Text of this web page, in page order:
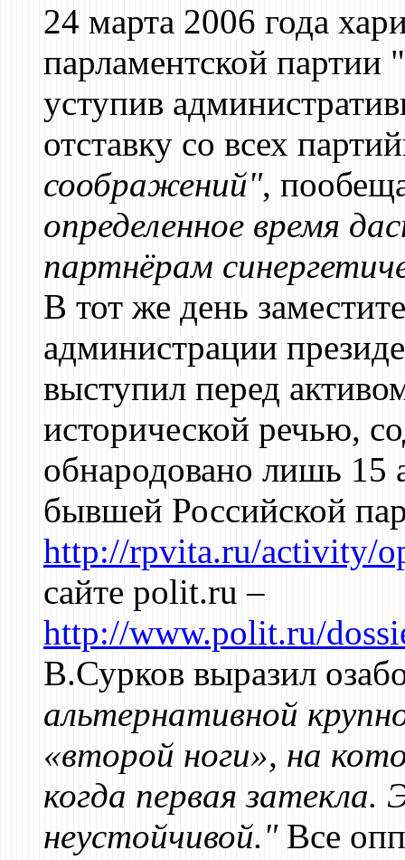
24 марта 2006 года
парламентской
уступив
отставку со всех
соображений",
определенное время
партнёрам
В тот же день
администрации
выступил перед
исторической речью,
обнародовано лишь 15
бывшей Российской
http://rpvita.ru/activity/
сайте polit.ru –
http://www.polit.ru/
В.Сурков выразил
альтернативной
«второй ноги», на
когда первая
неустойчивой."Все